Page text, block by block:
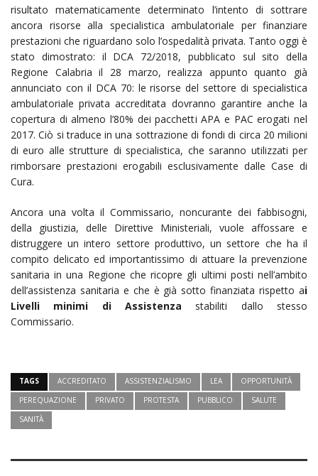
risultato matematicamente determinato l’intento di sottrare
ancora risorse alla specialistica ambulatoriale per finanziare
prestazioni che riguardano solo l’ospedalità privata. Tanto oggi è
stato dimostrato: il DCA 72/2018, pubblicato sul sito della
Regione Calabria il 28 marzo, realizza appunto quanto già
annunciato con il DCA 70: le risorse del settore di specialistica
ambulatoriale privata accreditata dovranno garantire anche la
copertura di almeno l’80% dei pacchetti APA e PAC erogati nel
2017. Ciò si traduce in una sottrazione di fondi di circa 20 milioni
di euro alle strutture di specialistica, che saranno utilizzati per
rimborsare prestazioni erogabili esclusivamente dalle Case di
Cura.
Ancora una volta il Commissario, noncurante dei fabbisogni,
della giustizia, delle Direttive Ministeriali, vuole affossare e
distruggere un intero settore produttivo, un settore che ha il
compito delicato ed importantissimo di attuare la prevenzione
sanitaria in una Regione che ricopre gli ultimi posti nell’ambito
dell’assistenza sanitaria e che è già sotto finanziata rispetto ai
Livelli minimi di Assistenza stabiliti dallo stesso
Commissario.
TAGS ACCREDITATO ASSISTENZIALISMO LEA
OPPORTUNITÀ
PEREQUAZIONE
PRIVATO PROTESTA PUBBLICO
SALUTE
SANITÀ